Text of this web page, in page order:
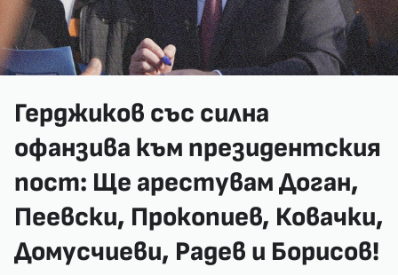
Герджиков със силна
офанзива към президентския
пост: Ще арестувам Доган,
Пеевски, Прокопиев, Ковачки,
Домусчиеви, Радев и Борисов!